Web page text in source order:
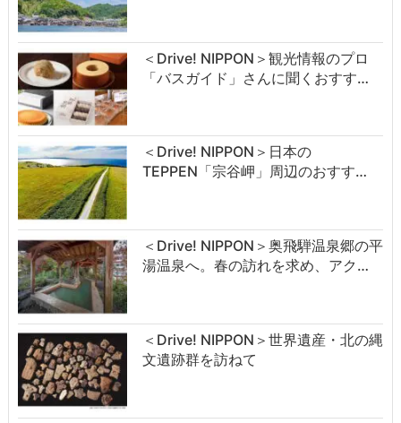
＜Drive! NIPPON＞観光情報のプロ
「バスガイド」さんに聞くおすす…
＜Drive! NIPPON＞日本の
TEPPEN「宗谷岬」周辺のおすす…
＜Drive! NIPPON＞奥飛騨温泉郷の平
湯温泉へ。春の訪れを求め、アク…
＜Drive! NIPPON＞世界遺産・北の縄
文遺跡群を訪ねて